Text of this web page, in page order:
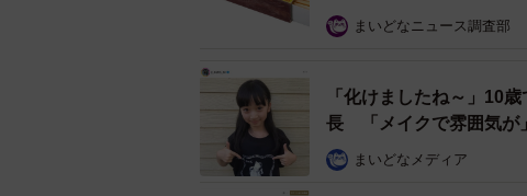
まいどなニュース調査部
「化けましたね～」10
長 「メイクで雰囲気が
まいどなメディア